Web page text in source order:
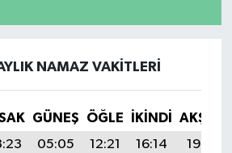
NAMAZ VAKITLERI
GÜNEŞ ÖĞLE İKINDI
AKŞAM
05:05 12:21 16:14
19:28